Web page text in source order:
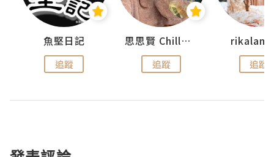
魚堅日記
追蹤
思思賢 ChillMyBabe
追蹤 追蹤